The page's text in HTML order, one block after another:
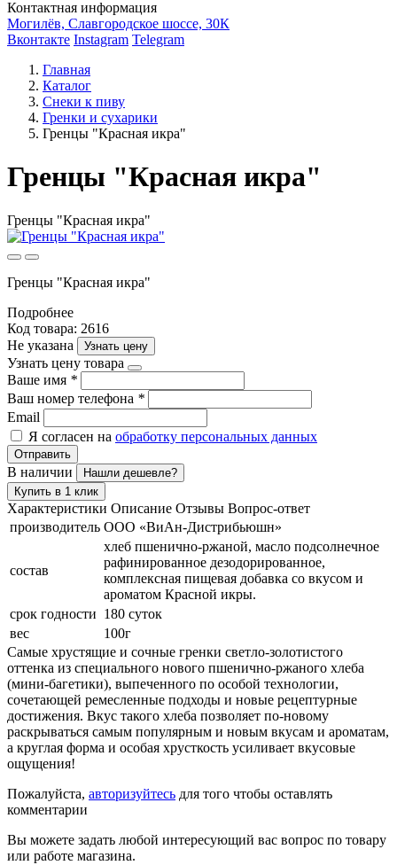
Контактная информация
Могилёв, Славгородское шоссе, 30К
Вконтакте Instagram Telegram
Главная
Каталог
Снеки к пиву
Гренки и сухарики
Гренцы "Красная икра"
Гренцы "Красная икра"
Гренцы "Красная икра"
Гренцы "Красная икра"
Подробнее
Код товара: 2616
Не указана
Узнать цену
Узнать цену товара
Ваше имя *
Ваш номер телефона *
Email
Я согласен на обработку персональных данных
Отправить
В наличии
Нашли дешевле?
Купить в 1 клик
Характеристики Описание Отзывы Вопрос-ответ
производитель ООО «ВиАн-Дистрибьюшн»
состав
хлеб пшенично-ржаной, масло подсолнечное
рафинированное дезодорированное,
комплексная пищевая добавка со вкусом и
ароматом Красной икры.
срок годности 180 суток
вес
100г
Самые хрустящие и сочные гренки светло-золотистого
оттенка из специального нового пшенично-ржаного хлеба
(мини-багетики), выпеченного по особой технологии,
сочетающей ремесленные подходы и новые рецептурные
достижения. Вкус такого хлеба позволяет по-новому
раскрываться самым популярным и новым вкусам и ароматам,
а круглая форма и особая хрусткость усиливает вкусовые
ощущения!
Пожалуйста, авторизуйтесь для того чтобы оставлять
комментарии
Вы можете задать любой интересующий вас вопрос по товару
или работе магазина.